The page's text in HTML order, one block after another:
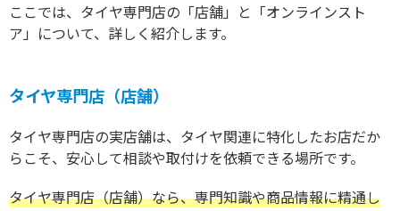
ここでは、タイヤ専門店の「店舗」と「オンラインスト
ア」について、詳しく紹介します。
タイヤ専門店（店舗）
タイヤ専門店の実店舗は、タイヤ関連に特化したお店だか
らこそ、安心して相談や取付けを依頼できる場所です。
タイヤ専門店（店舗）なら、専門知識や商品情報に精通し